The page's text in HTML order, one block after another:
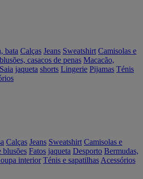
bata Calças Jeans Sweatshirt Camisolas e
casacos de penas Macacão,
Saia jaqueta shorts Lingerie Pijamas Ténis
Calças Jeans Sweatshirt Camisolas e
blusões Fatos jaqueta Desporto Bermudas,
interior Ténis e sapatilhas Acessórios